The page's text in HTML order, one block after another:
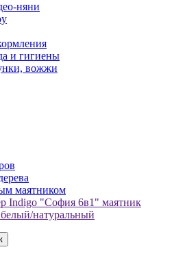
няни
и гигиены
вожжи
маятником
Indigo "София 6в1" маятник
натуральный